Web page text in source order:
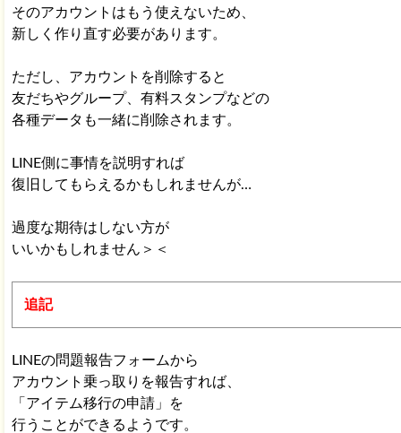
そのアカウントはもう使えないため、
新しく作り直す必要があります。
ただし、アカウントを削除すると
友だちやグループ、有料スタンプなどの
各種データも一緒に削除されます。
LINE側に事情を説明すれば
復旧してもらえるかもしれませんが…
過度な期待はしない方が
いいかもしれません＞＜
追記
LINEの問題報告フォームから
アカウント乗っ取りを報告すれば、
「アイテム移行の申請」を
行うことができるようです。